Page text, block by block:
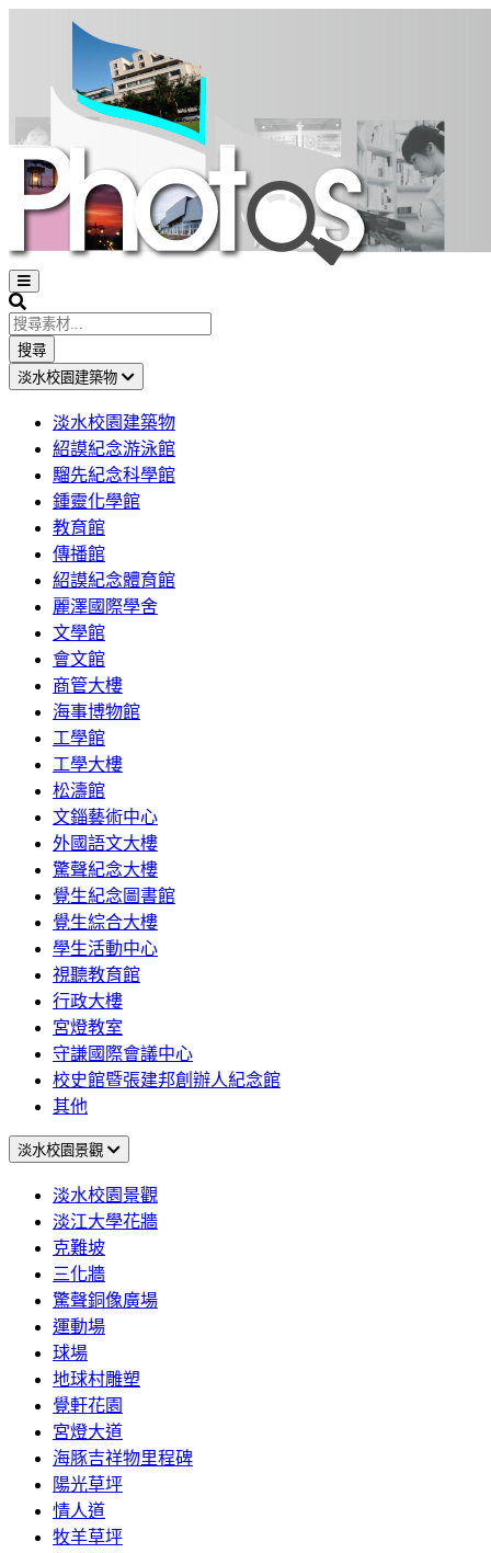
Open
sidebar
Search
搜尋
淡水校園建築物
淡水校園建築物
紹謨紀念游泳館
騮先紀念科學館
鍾靈化學館
教育館
傳播館
紹謨紀念體育館
麗澤國際學舍
文學館
會文館
商管大樓
海事博物館
工學館
工學大樓
松濤館
文錙藝術中心
外國語文大樓
驚聲紀念大樓
覺生紀念圖書館
覺生綜合大樓
學生活動中心
視聽教育館
行政大樓
宮燈教室
守謙國際會議中心
校史館暨張建邦創辦人紀念館
其他
淡水校園景觀
淡水校園景觀
淡江大學花牆
克難坡
三化牆
驚聲銅像廣場
運動場
球場
地球村雕塑
覺軒花園
宮燈大道
海豚吉祥物里程碑
陽光草坪
情人道
牧羊草坪